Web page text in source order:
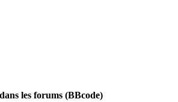
les forums (BBcode)